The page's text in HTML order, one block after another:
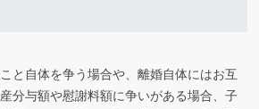
と自体を争う場合や、離婚自体にはお互
分与額や慰謝料額に争いがある場合、子